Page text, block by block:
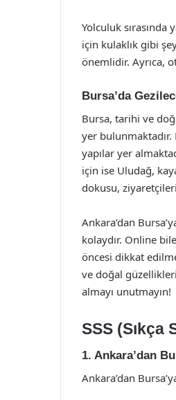
Yolculuk sırasında
için kulaklık gibi
önemlidir. Ayrıca,
Bursa’da
Bursa, tarihi ve
yer bulunmaktadır.
yapılar yer
için ise Uludağ,
dokusu,
Ankara’dan
kolaydır. Online
öncesi dikkat
ve doğal
almayı unutmayın!
SSS (Sıkça
1. Ankara’dan
Ankara’dan